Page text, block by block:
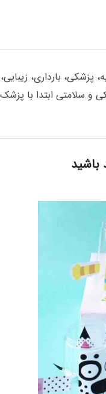
بارداری،
سلامتی ابتدا با
باشید